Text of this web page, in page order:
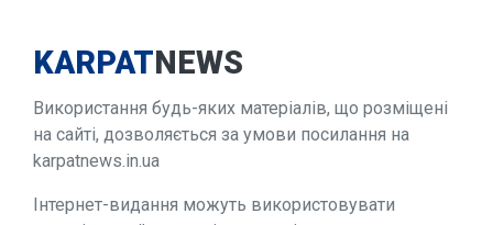
KARPATNEWS
Використання будь-яких матеріалів, що розміщені
на сайті, дозволяється за умови посилання на
karpatnews.in.ua
Інтернет-видання можуть використовувати